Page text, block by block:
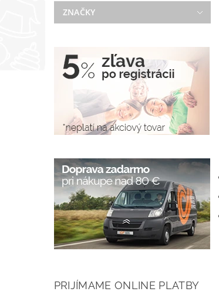
ZNAČKY
PRIJÍMAME ONLINE PLATBY